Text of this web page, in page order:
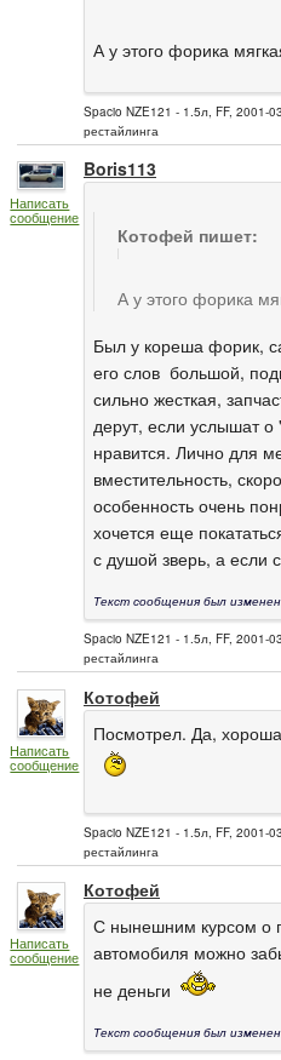
А у этого форика
Spacio NZE121 - 1.5л, FF, 2001-
рестайлинга
Написать
сообщение
Boris113
Котофей пишет:
А у этого форика
Был у кореша форик,
его слов большой,
сильно жесткая,
дерут, если услышат
нравится. Лично для
вместительность,
особенность очень
хочется еще
с душой зверь, а если
Текст сообщения был изменен
Spacio NZE121 - 1.5л, FF, 2001-
рестайлинга
Написать
сообщение
Котофей
Посмотрел. Да,
Spacio NZE121 - 1.5л, FF, 2001-
рестайлинга
Написать
сообщение
Котофей
С нынешним курсом о
автомобиля можно
не деньги
Текст сообщения был изменен